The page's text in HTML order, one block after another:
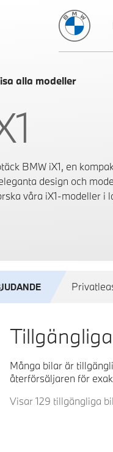
BMW Sverige
alla modeller
BMW iX1, en
design och
våra iX1-modeller i
Många bilar är
återförsäljaren för
Visar 129 tillgängliga